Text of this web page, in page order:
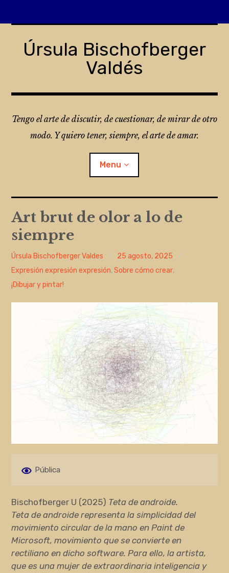
contentÚrsula Bischofberger
Valdés
Tengo el arte de discutir, de cuestionar, de mirar de otro
modo. Y quiero tener, siempre, el arte de amar.
Menu
¿Qué es Folio?
Entrada de incidencias o sugerencias
Art brut de olor a lo de
siempre
Úrsula Bischofberger Valdes
25 agosto, 2025
Expresión expresión expresión,Sobre cómo crear,
¡Dibujar y pintar!
Pública
Bischofberger U (2025) Teta de androide.
Teta de androide representa la simplicidad del
movimiento circular de la mano en Paint de
Microsoft, movimiento que se convierte en
rectiliano en dicho software. Para ello, la artista,
que es una mujer de extraordinaria inteligencia y